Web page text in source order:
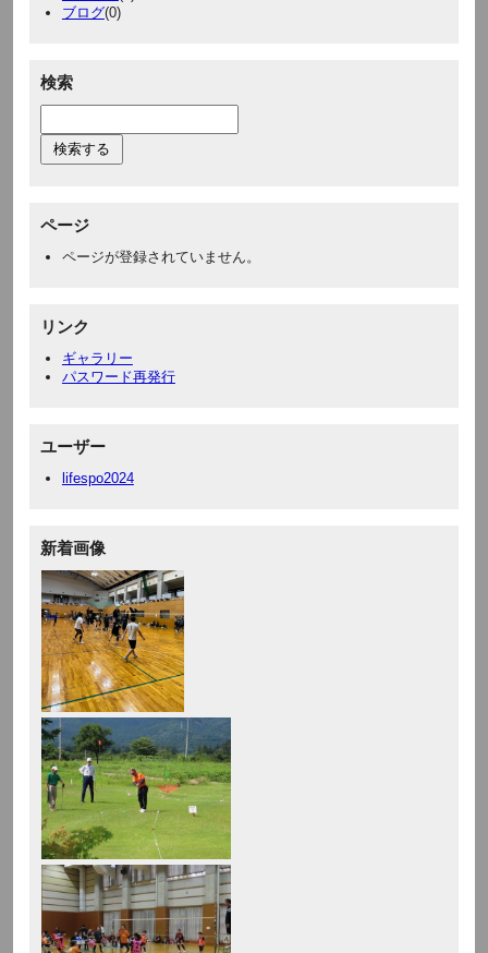
ブログ(0)
検索
ページ
ページが登録されていません。
リンク
ギャラリー
パスワード再発行
ユーザー
lifespo2024
新着画像